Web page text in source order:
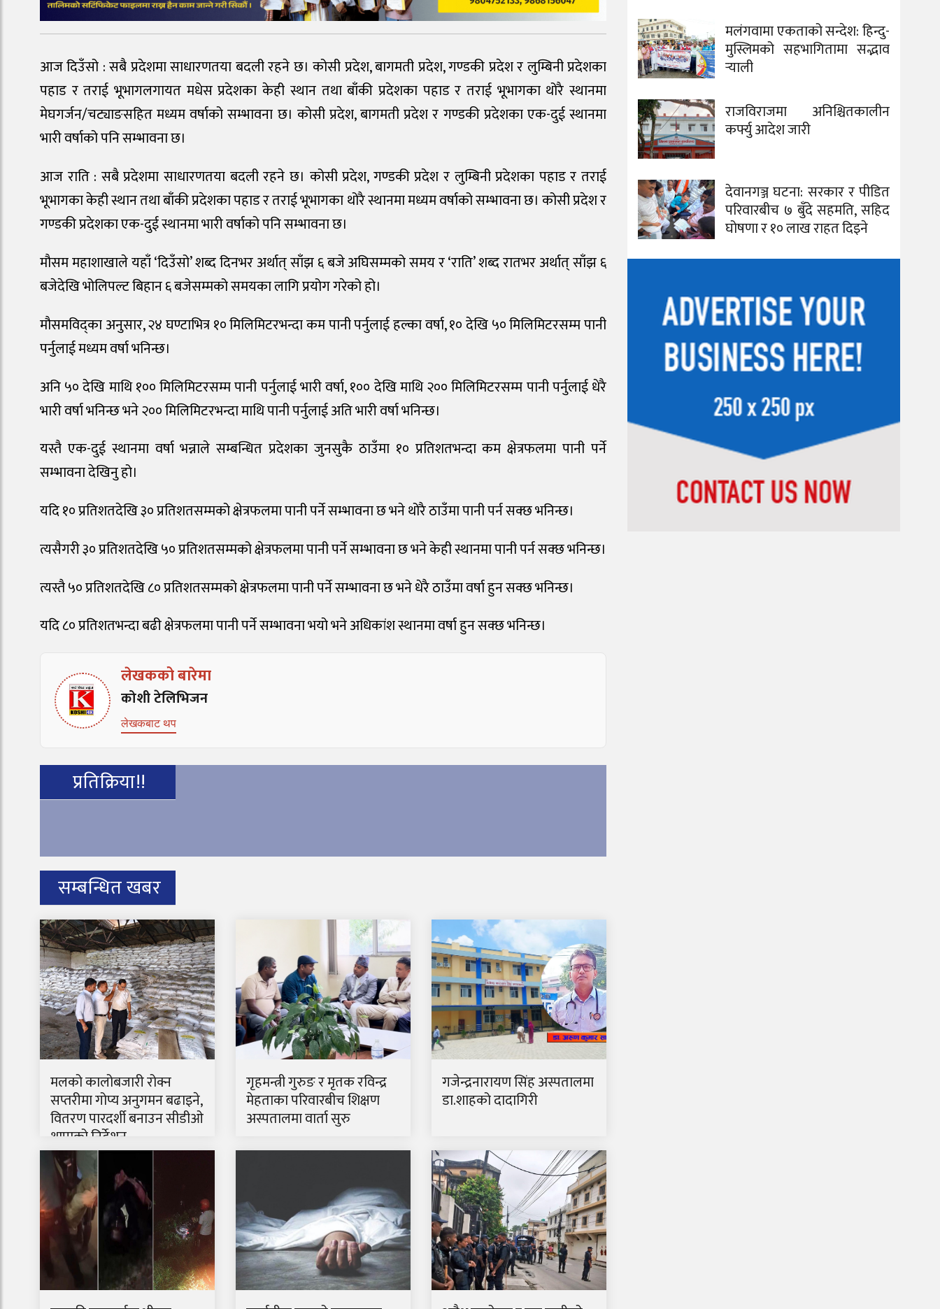
आज दिउँसो : सबै प्रदेशमा साधारणतया बदली रहने छ। कोसी प्रदेश, बागमती प्रदेश, गण्डकी प्रदेश र लुम्बिनी प्रदेशका
पहाड र तराई भूभागलगायत मधेस प्रदेशका केही स्थान तथा बाँकी प्रदेशका पहाड र तराई भूभागका थोरै स्थानमा
मेघगर्जन/चट्याङसहित मध्यम वर्षाको सम्भावना छ। कोसी प्रदेश, बागमती प्रदेश र गण्डकी प्रदेशका एक-दुई स्थानमा
भारी वर्षाको पनि सम्भावना छ।
आज राति : सबै प्रदेशमा साधारणतया बदली रहने छ। कोसी प्रदेश, गण्डकी प्रदेश र लुम्बिनी प्रदेशका पहाड र तराई
भूभागका केही स्थान तथा बाँकी प्रदेशका पहाड र तराई भूभागका थोरै स्थानमा मध्यम वर्षाको सम्भावना छ। कोसी प्रदेश र
गण्डकी प्रदेशका एक-दुई स्थानमा भारी वर्षाको पनि सम्भावना छ।
मौसम महाशाखाले यहाँ ‘दिउँसो’ शब्द दिनभर अर्थात् साँझ ६ बजे अघिसम्मको समय र ‘राति’ शब्द रातभर अर्थात् साँझ ६
बजेदेखि भोलिपल्ट बिहान ६ बजेसम्मको समयका लागि प्रयोग गरेको हो।
मौसमविद्का अनुसार, २४ घण्टाभित्र १० मिलिमिटरभन्दा कम पानी पर्नुलाई हल्का वर्षा, १० देखि ५० मिलिमिटरसम्म पानी
पर्नुलाई मध्यम वर्षा भनिन्छ।
अनि ५० देखि माथि १०० मिलिमिटरसम्म पानी पर्नुलाई भारी वर्षा, १०० देखि माथि २०० मिलिमिटरसम्म पानी पर्नुलाई धेरै
भारी वर्षा भनिन्छ भने २०० मिलिमिटरभन्दा माथि पानी पर्नुलाई अति भारी वर्षा भनिन्छ।
यस्तै एक-दुई स्थानमा वर्षा भन्नाले सम्बन्धित प्रदेशका जुनसुकै ठाउँमा १० प्रतिशतभन्दा कम क्षेत्रफलमा पानी पर्ने
सम्भावना देखिनु हो।
यदि १० प्रतिशतदेखि ३० प्रतिशतसम्मको क्षेत्रफलमा पानी पर्ने सम्भावना छ भने थोरै ठाउँमा पानी पर्न सक्छ भनिन्छ।
त्यसैगरी ३० प्रतिशतदेखि ५० प्रतिशतसम्मको क्षेत्रफलमा पानी पर्ने सम्भावना छ भने केही स्थानमा पानी पर्न सक्छ भनिन्छ।
त्यस्तै ५० प्रतिशतदेखि ८० प्रतिशतसम्मको क्षेत्रफलमा पानी पर्ने सम्भावना छ भने धेरै ठाउँमा वर्षा हुन सक्छ भनिन्छ।
यदि ८० प्रतिशतभन्दा बढी क्षेत्रफलमा पानी पर्ने सम्भावना भयो भने अधिकांश स्थानमा वर्षा हुन सक्छ भनिन्छ।
लेखकको बारेमा
कोशी टेलिभिजन
लेखकबाट थप
प्रतिक्रिया!!
सम्बन्धित खबर
मलको कालोबजारी रोक्न
सप्तरीमा गोप्य अनुगमन बढाइने,
वितरण पारदर्शी बनाउन सीडीओ
थापाको निर्देशन
गृहमन्त्री गुरुङ र मृतक रविन्द्र
मेहताका परिवारबीच शिक्षण
अस्पतालमा वार्ता सुरु
गजेन्द्रनारायण सिंह अस्पतालमा
डा.शाहको दादागिरी
मलंगवामा एकताको सन्देश: हिन्दु-
मुस्लिमको सहभागितामा सद्भाव
र्‍याली
राजविराजमा अनिश्चितकालीन
कर्फ्यु आदेश जारी
देवानगञ्ज घटना: सरकार र पीडित
परिवारबीच ७ बुँदे सहमति, सहिद
घोषणा र १० लाख राहत दिइने